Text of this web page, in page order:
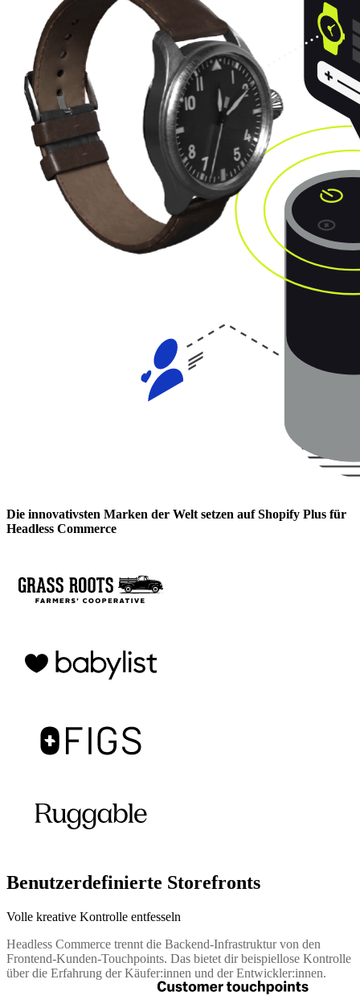
Die innovativsten Marken der Welt setzen auf Shopify Plus für
Headless Commerce
Benutzerdefinierte Storefronts
Volle kreative Kontrolle entfesseln
Headless Commerce trennt die Backend-Infrastruktur von den
Frontend-Kunden-Touchpoints. Das bietet dir beispiellose Kontrolle
über die Erfahrung der Käufer:innen und der Entwickler:innen.